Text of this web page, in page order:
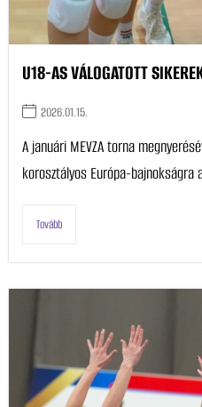
U18-AS VÁLOGATOTT
2026.01.15.
A januári MEVZA torna
korosztályos Európa-bajnokságra
Tovább